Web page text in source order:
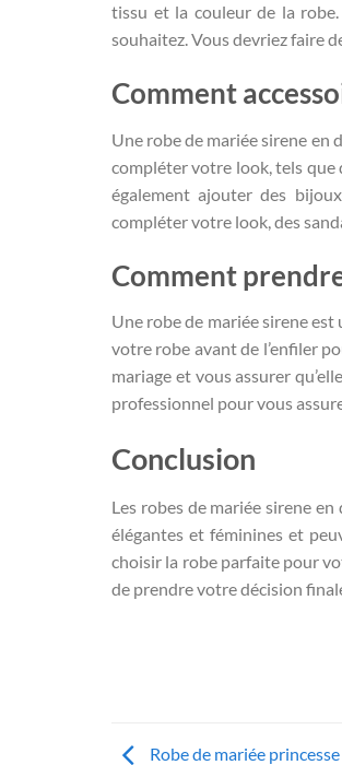
tissu et la couleur de la
souhaitez. Vous devriez faire
Comment
Une robe de mariée sirene en
compléter votre look, tels que
également ajouter des
compléter votre look, des
Comment
Une robe de mariée sirene
votre robe avant de l’enfiler
mariage et vous assurer
professionnel pour vous
Conclusion
Les robes de mariée sirene
élégantes et féminines et
choisir la robe parfaite pour
de prendre votre décision
Robe de mariée